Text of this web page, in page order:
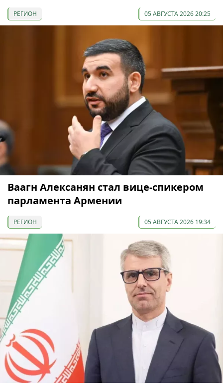
РЕГИОН 05 АВГУСТА 2026 20:25
Ваагн Алексанян стал вице-спикером
парламента Армении
РЕГИОН 05 АВГУСТА 2026 19:34